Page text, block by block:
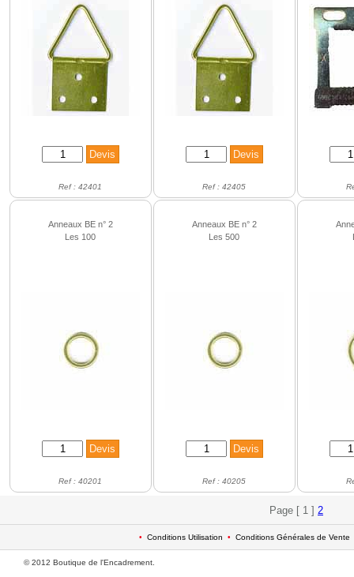
Ref : 42401 Ref : 42405
Anneaux BE n° 2
Les 100
Ref : 40201
Anneaux BE n° 2
Les 500
Ref : 40205
Page [ 1 ] 2
• Conditions Utilisation • Conditions Générales de Vente
© 2012 Boutique de l'Encadrement.